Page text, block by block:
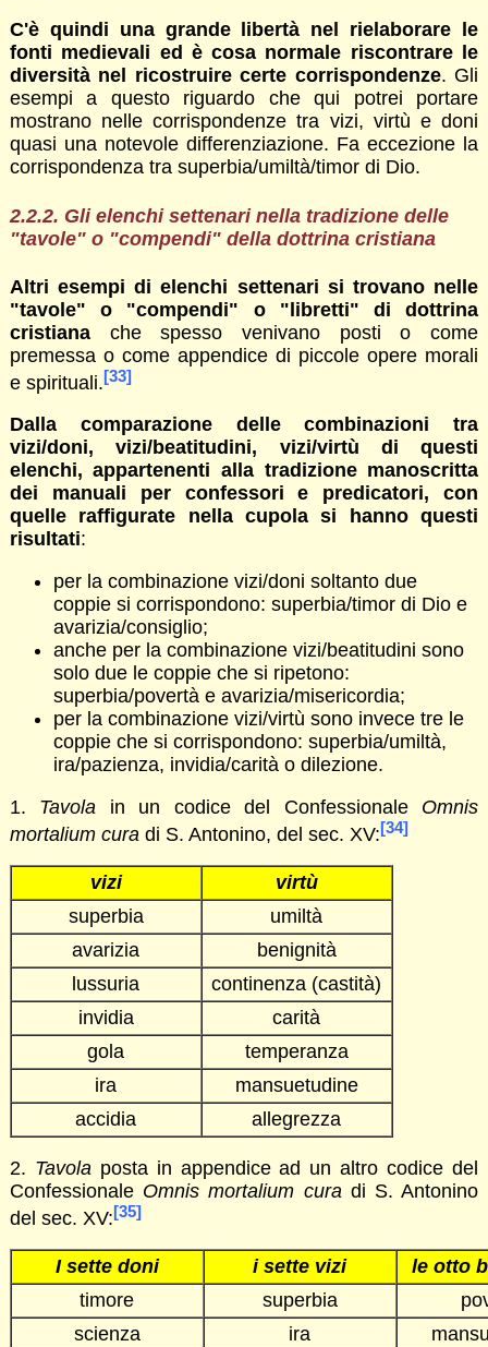
C'è quindi una grande libertà nel rielaborare le
fonti medievali ed è cosa normale riscontrare le
diversità nel ricostruire certe corrispondenze. Gli
esempi a questo riguardo che qui potrei portare
mostrano nelle corrispondenze tra vizi, virtù e doni
quasi una notevole differenziazione. Fa eccezione la
corrispondenza tra superbia/umiltà/timor di Dio.
2.2.2. Gli elenchi settenari nella tradizione delle
"tavole" o "compendi" della dottrina cristiana
Altri esempi di elenchi settenari si trovano nelle
"tavole" o "compendi" o "libretti" di dottrina
cristianache spesso venivano posti o come
premessa o come appendice di piccole opere morali
e spirituali.[33]
Dalla comparazione delle combinazioni tra
vizi/doni, vizi/beatitudini, vizi/virtù di questi
elenchi, appartenenti alla tradizione manoscritta
dei manuali per confessori e predicatori, con
quelle raffigurate nella cupola si hanno questi
risultati:
per la combinazione vizi/doni soltanto due
coppie si corrispondono: superbia/timor di Dio e
avarizia/consiglio;
anche per la combinazione vizi/beatitudini sono
solo due le coppie che si ripetono:
superbia/povertà e avarizia/misericordia;
per la combinazione vizi/virtù sono invece tre le
coppie che si corrispondono: superbia/umiltà,
ira/pazienza, invidia/carità o dilezione.
1. Tavola in un codice del Confessionale Omnis
mortalium cura di S. Antonino, del sec. XV:[34]
vizi
virtù
superbia
umiltà
avarizia
benignità
lussuria
continenza (castità)
invidia
carità
gola
temperanza
ira
mansuetudine
accidia
allegrezza
2. Tavola posta in appendice ad un altro codice del
Confessionale Omnis mortalium cura di S. Antonino
del sec. XV:[35]
I sette doni i sette vizi
le otto
timore
superbia
scienza
ira